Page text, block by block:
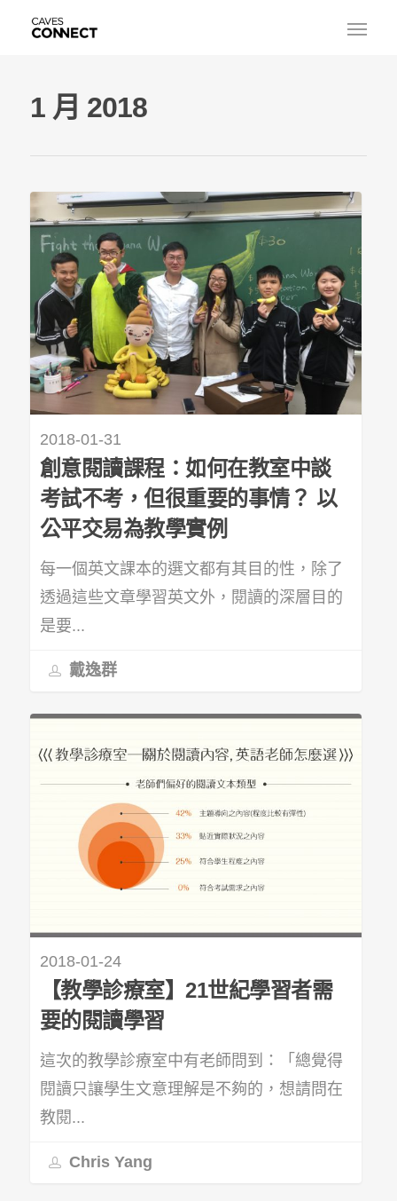
1 月 2018
2018-01-31
創意閱讀課程：如何在教室中談
考試不考，但很重要的事情？ 以
公平交易為教學實例
每一個英文課本的選文都有其目的性，除了
透過這些文章學習英文外，閱讀的深層目的
是要...
戴逸群
2018-01-24
【教學診療室】21世紀學習者需
要的閱讀學習
這次的教學診療室中有老師問到：「總覺得
閱讀只讓學生文意理解是不夠的，想請問在
教閱...
Chris Yang